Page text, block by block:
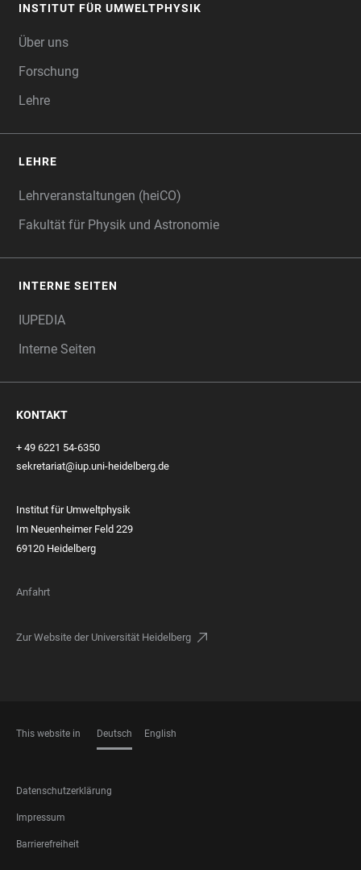
INSTITUT FÜR UMWELTPHYSIK
Über uns
Forschung
Lehre
LEHRE
Lehrveranstaltungen (heiCO)
Fakultät für Physik und Astronomie
INTERNE SEITEN
IUPEDIA
Interne Seiten
KONTAKT
+ 49 6221 54-6350
sekretariat@iup.uni-heidelberg.de
Institut für Umweltphysik
Im Neuenheimer Feld 229
69120 Heidelberg
Anfahrt
Zur Website der Universität Heidelberg
This website in Deutsch English
FOOTER
LEGAL
Datenschutzerklärung
Impressum
Barrierefreiheit